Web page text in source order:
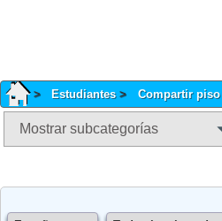
Estudiantes Compartir piso
Mostrar subcategorías